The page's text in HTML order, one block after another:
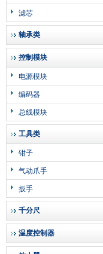
滤芯
轴承类
控制模块
电源模块
编码器
总线模块
工具类
钳子
气动爪手
扳手
千分尺
温度控制器